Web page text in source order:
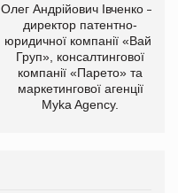
Олег Андрійович Івченко —
директор патентно-
юридичної компанії «Вайз
Груп», консалтингової
компанії «Парето» та
маркетингової агенції
Myka Agency.